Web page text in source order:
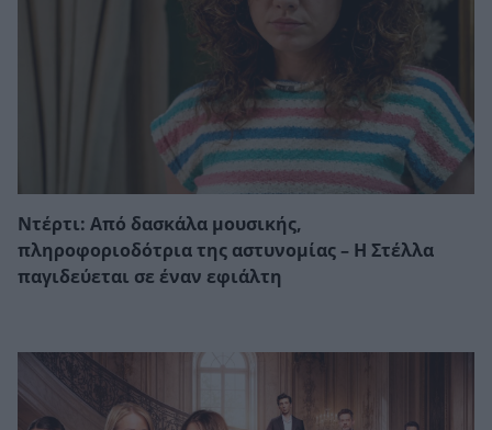
Ντέρτι: Από δασκάλα μουσικής,
πληροφοριοδότρια της αστυνομίας – Η Στέλλα
παγιδεύεται σε έναν εφιάλτη